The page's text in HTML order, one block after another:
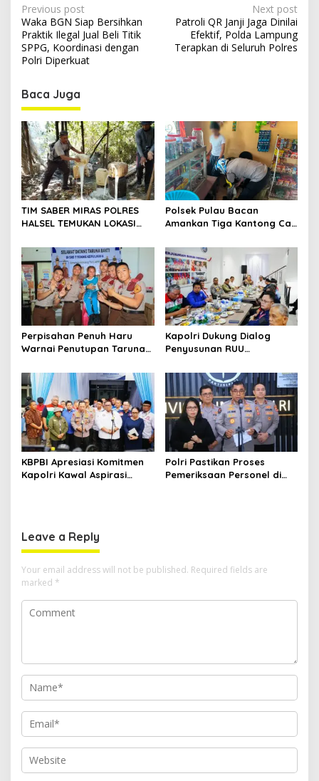
P
o
s
t
n
a
v
i
g
a
t
i
o
n
Previous post
Waka BGN Siap Bersihkan
Praktik Ilegal Jual Beli Titik
SPPG, Koordinasi dengan
Polri Diperkuat
Next post
Patroli QR Janji Jaga Dinilai
Efektif, Polda Lampung
Terapkan di Seluruh Polres
Baca Juga
TIM SABER MIRAS POLRES
HALSEL TEMUKAN LOKASI
DESA MARABOSE
Polsek Pulau Bacan
Amankan Tiga Kantong Cap
Desa Tomori
Perpisahan Penuh Haru
Warnai Penutupan Taruna
Kepulauan
Kapolri Dukung Dialog
Penyusunan RUU
Jembatan Aspirasi Buruh
KBPBI Apresiasi Komitmen
Kapolri Kawal Aspirasi
Polri Pastikan Proses
Pemeriksaan Personel di
Leave a Reply
Your email address will not be published. Required fields are
marked *